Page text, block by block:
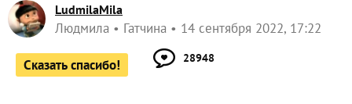
LudmilaMila
Людмила Гатчина 14 сентября 2022, 17:22
Сказать спасибо! 28948